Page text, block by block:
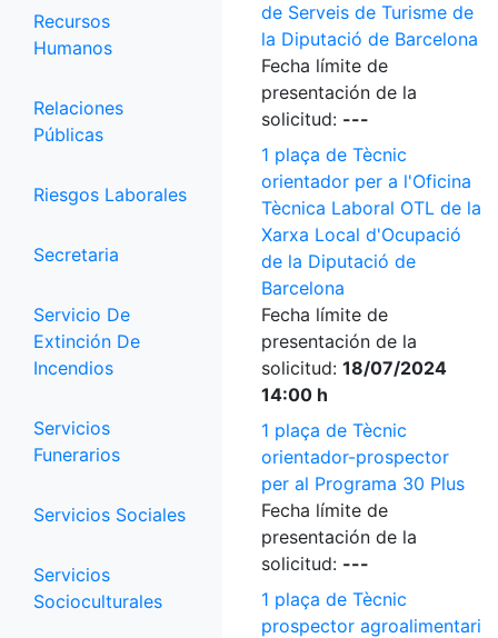
Recursos
Humanos
Relaciones
Públicas
Riesgos Laborales
Secretaria
Servicio De
Extinción De
Incendios
Servicios
Funerarios
Servicios Sociales
Servicios
Socioculturales
de Serveis de Turisme de
la Diputació de Barcelona
Fecha límite de
presentación de la
solicitud: ---
1 plaça de Tècnic
orientador per a l'Oficina
Tècnica Laboral OTL de la
Xarxa Local d'Ocupació
de la Diputació de
Barcelona
Fecha límite de
presentación de la
solicitud: 18/07/2024
14:00 h
1 plaça de Tècnic
orientador-prospector
per al Programa 30 Plus
Fecha límite de
presentación de la
solicitud: ---
1 plaça de Tècnic
prospector agroalimentari